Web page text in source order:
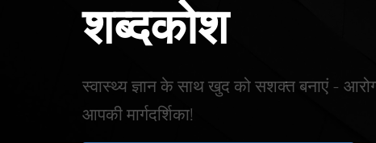
शब्दकोश
स्वास्थ्य ज्ञान के साथ खुद को सशक्त बनाएं -
आपकी मार्गदर्शिका!